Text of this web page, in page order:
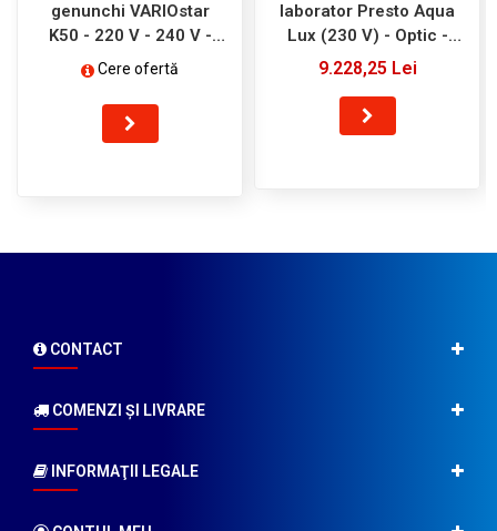
genunchi VARIOstar
K50 - 220 V - 240 V -
Zubler
Cere ofertă
laborator Presto Aqua
Lux (230 V) - Optic -
NSK
9.228,25 Lei
CONTACT
COMENZI ŞI LIVRARE
INFORMAŢII LEGALE